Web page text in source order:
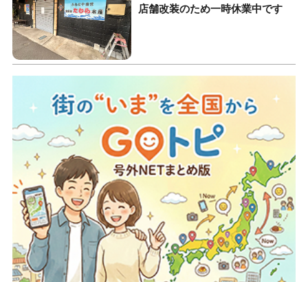
店舗改装のため一時休業中です